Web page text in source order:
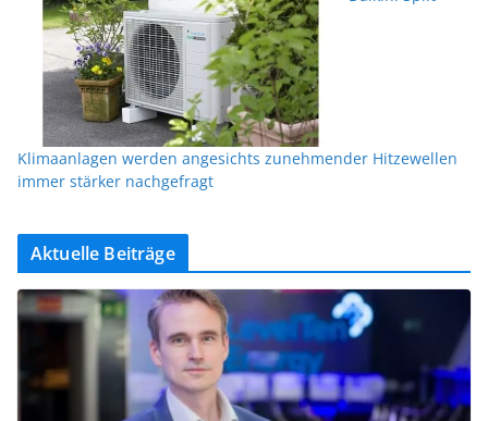
Klimaanlagen werden angesichts zunehmender Hitzewellen
immer stärker nachgefragt
Aktuelle Beiträge